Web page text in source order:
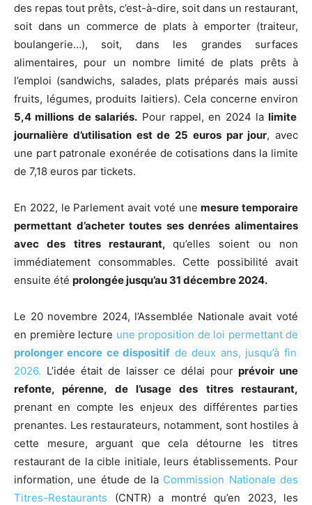
des repas tout prêts, c’est-à-dire, soit dans un restaurant,
soit dans un commerce de plats à emporter (traiteur,
boulangerie…), soit, dans les grandes surfaces
alimentaires, pour un nombre limité de plats prêts à
l’emploi (sandwichs, salades, plats préparés mais aussi
fruits, légumes, produits laitiers). Cela concerne environ
5,4 millions de salariés. Pour rappel, en 2024 la limite
journalière d’utilisation est de 25 euros par jour, avec
une part patronale exonérée de cotisations dans la limite
de 7,18 euros par tickets.
En 2022, le Parlement avait voté unemesure temporaire
permettant d’acheter toutes ses denrées alimentaires
avec des titres restaurant,qu’elles soient ou non
immédiatement consommables. Cette possibilité avait
ensuite été prolongée jusqu’au 31 décembre 2024.
Le 20 novembre 2024, l’Assemblée Nationale avait voté
en première lecture une proposition de loi permettant de
prolonger encore ce dispositif de deux ans, jusqu’à fin
2026. L’idée était de laisser ce délai pour prévoir une
refonte, pérenne, de l’usage des titres restaurant,
prenant en compte les enjeux des différentes parties
prenantes. Les restaurateurs, notamment, sont hostiles à
cette mesure, arguant que cela détourne les titres
restaurant de la cible initiale, leurs établissements. Pour
information, une étude de la Commission Nationale des
Titres-Restaurants (CNTR) a montré qu’en 2023, les